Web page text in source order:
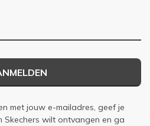
met jouw e-mailadres, geef je
wilt ontvangen en ga